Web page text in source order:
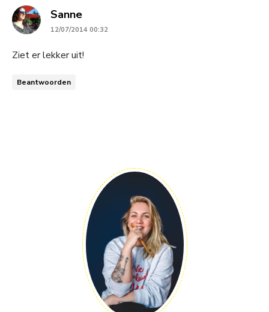
Sannesays:
12/07/2014 00:32
Ziet er lekker uit!
Beantwoorden